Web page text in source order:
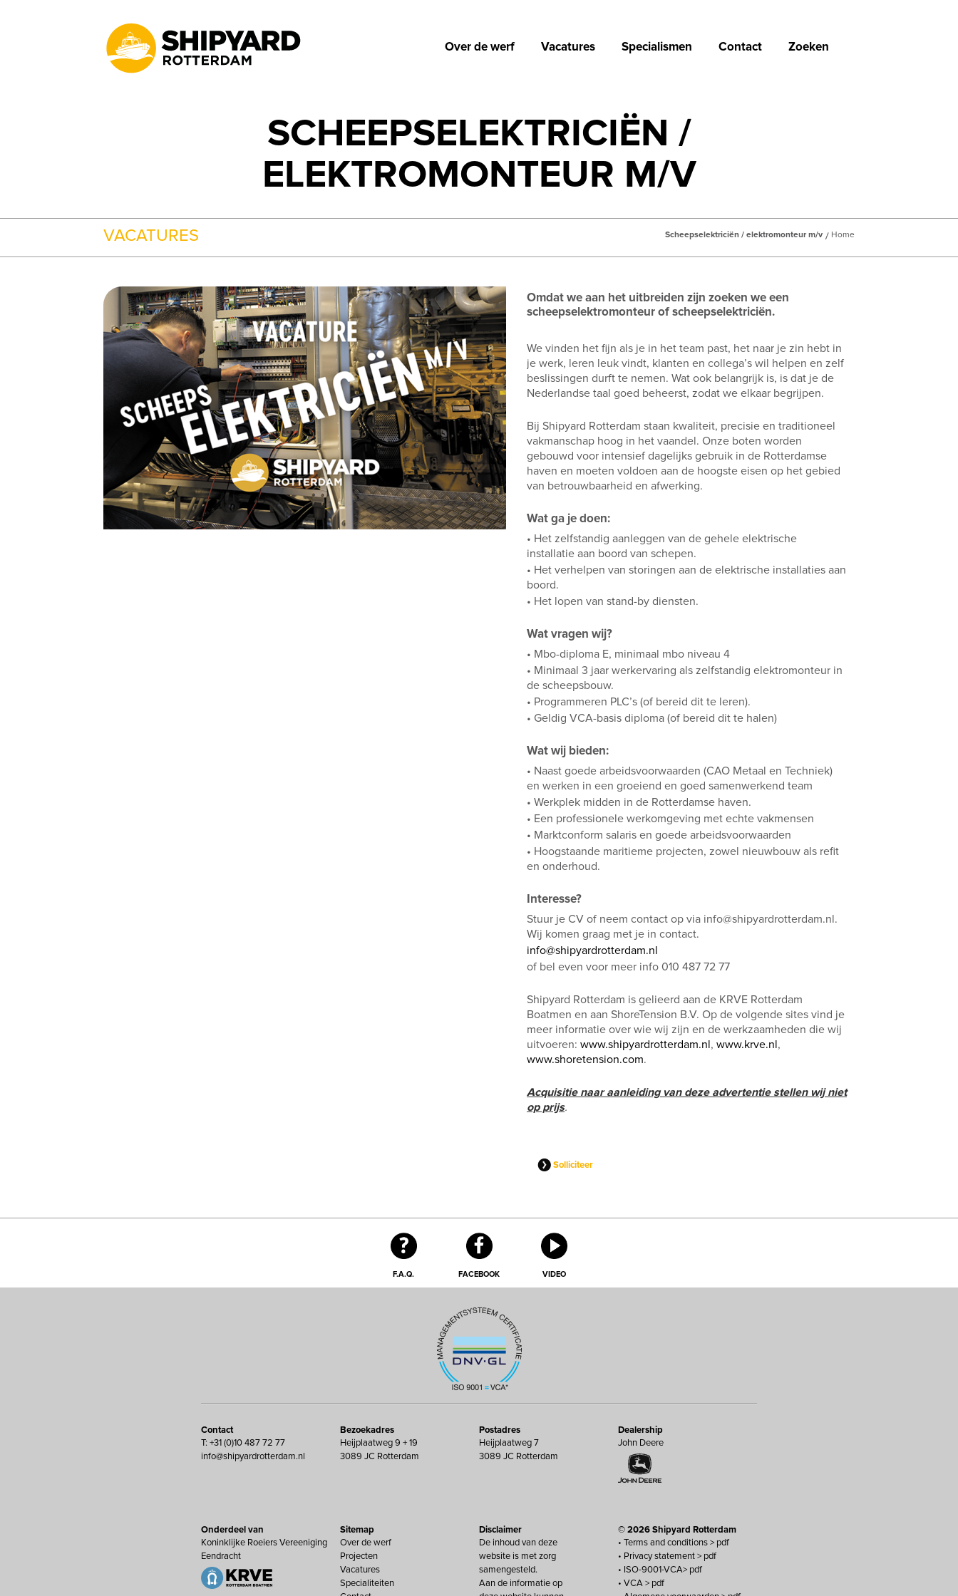
Over de werf Vacatures Specialismen Contact Zoeken
SCHEEPSELEKTRICIËN /
ELEKTROMONTEUR M/V
Home
Scheepselektriciën / elektromonteur m/v
VACATURES
Omdat we aan het uitbreiden zijn zoeken we een
scheepselektromonteur of scheepselektriciën.
We vinden het fijn als je in het team past, het naar je zin hebt in
je werk, leren leuk vindt, klanten en collega’s wil helpen en zelf
beslissingen durft te nemen. Wat ook belangrijk is, is dat je de
Nederlandse taal goed beheerst, zodat we elkaar begrijpen.
Bij Shipyard Rotterdam staan kwaliteit, precisie en traditioneel
vakmanschap hoog in het vaandel. Onze boten worden
gebouwd voor intensief dagelijks gebruik in de Rotterdamse
haven en moeten voldoen aan de hoogste eisen op het gebied
van betrouwbaarheid en afwerking.
Wat ga je doen:
• Het zelfstandig aanleggen van de gehele elektrische
installatie aan boord van schepen.
• Het verhelpen van storingen aan de elektrische installaties aan
boord.
• Het lopen van stand-by diensten.
Wat vragen wij?
• Mbo-diploma E, minimaal mbo niveau 4
• Minimaal 3 jaar werkervaring als zelfstandig elektromonteur in
de scheepsbouw.
• Programmeren PLC’s (of bereid dit te leren).
• Geldig VCA-basis diploma (of bereid dit te halen)
Wat wij bieden:
• Naast goede arbeidsvoorwaarden (CAO Metaal en Techniek)
en werken in een groeiend en goed samenwerkend team
• Werkplek midden in de Rotterdamse haven.
• Een professionele werkomgeving met echte vakmensen
• Marktconform salaris en goede arbeidsvoorwaarden
• Hoogstaande maritieme projecten, zowel nieuwbouw als refit
en onderhoud.
Interesse?
Stuur je CV of neem contact op via info@shipyardrotterdam.nl.
Wij komen graag met je in contact.
info@shipyardrotterdam.nl
of bel even voor meer info 010 487 72 77
Shipyard Rotterdam is gelieerd aan de KRVE Rotterdam
Boatmen en aan ShoreTension B.V. Op de volgende sites vind je
meer informatie over wie wij zijn en de werkzaamheden die wij
uitvoeren:www.shipyardrotterdam.nl,www.krve.nl,
www.shoretension.com.
Acquisitie naar aanleiding van deze advertentie stellen wij niet
op prijs.
Solliciteer
F.A.Q. FACEBOOK VIDEO
Contact
T: +31 (0)10 487 72 77
info@shipyardrotterdam.nl
Bezoekadres
Heijplaatweg 9 + 19
3089 JC Rotterdam
Postadres
Heijplaatweg 7
3089 JC Rotterdam
Dealership
John Deere
Onderdeel van
Koninklijke Roeiers Vereeniging
Eendracht
Sitemap
Over de werf
Projecten
Vacatures
Specialiteiten
Disclaimer
De inhoud van deze
website is met zorg
samengesteld.
Aan de informatie op
© 2026 Shipyard Rotterdam
• Terms and conditions > pdf
• Privacy statement > pdf
• ISO-9001-VCA> pdf
• VCA > pdf